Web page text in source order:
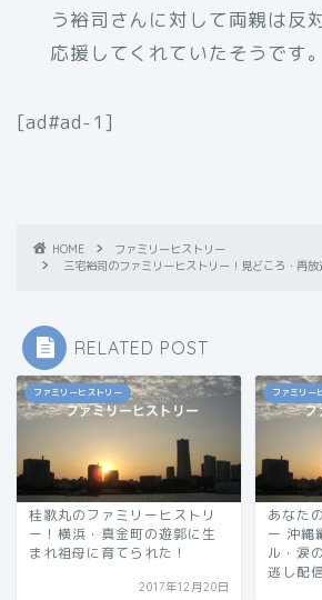
う裕司さんに対して両親は反
応援してくれていたそうです。
[ad#ad-1]
HOME
ファミリーヒストリー
三宅裕司のファミリーヒストリー！見どころ・再放
RELATED POST
ファミリーヒストリー
桂歌丸のファミリーヒストリ
ー！横浜・真金町の遊郭に生
まれ祖母に育てられた！
2017年12月20日
ファミリー
あなた
ー 沖縄
ル・涙
逃し配